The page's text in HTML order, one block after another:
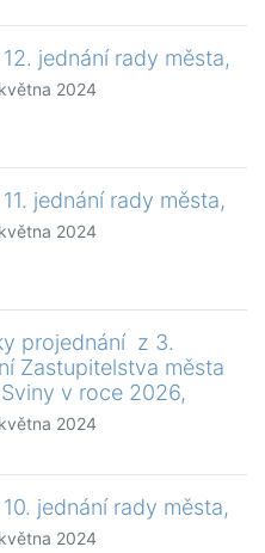
jednání rady města,
2024
jednání rady města,
2024
projednání z 3.
Zastupitelstva města
v roce 2026,
2024
jednání rady města,
2024